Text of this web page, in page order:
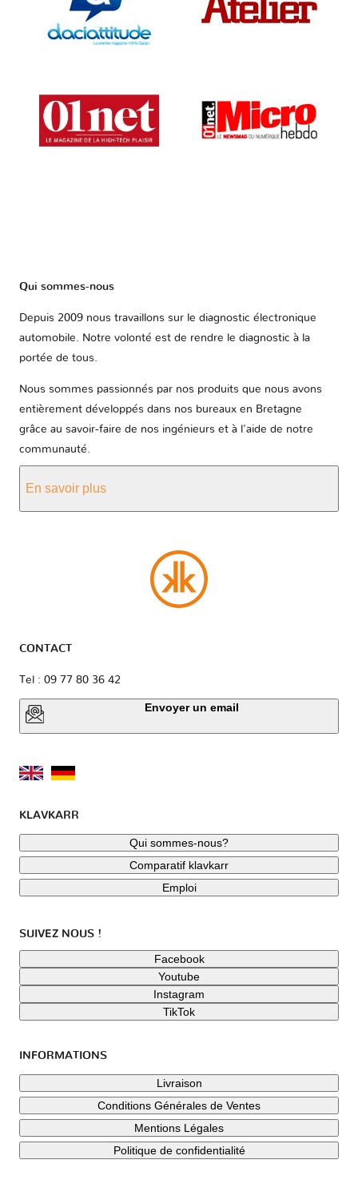
Qui sommes-nous
Depuis 2009 nous travaillons sur le diagnostic électronique
automobile. Notre volonté est de rendre le diagnostic à la
portée de tous.
Nous sommes passionnés par nos produits que nous avons
entièrement développés dans nos bureaux en Bretagne
grâce au savoir-faire de nos ingénieurs et à l'aide de notre
communauté.
En savoir plus
CONTACT
Tel : 09 77 80 36 42
Envoyer un email
KLAVKARR
Qui sommes-nous?
Comparatif klavkarr
Emploi
SUIVEZ NOUS !
Facebook
Youtube
Instagram
TikTok
INFORMATIONS
Livraison
Conditions Générales de Ventes
Mentions Légales
Politique de confidentialité